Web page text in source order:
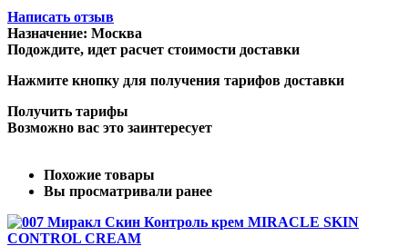
Написать отзыв
Назначение: Москва
Подождите, идет расчет стоимости доставки
Нажмите кнопку для получения тарифов доставки
Получить тарифы
Возможно вас это заинтересует
Похожие товары
Вы просматривали ранее